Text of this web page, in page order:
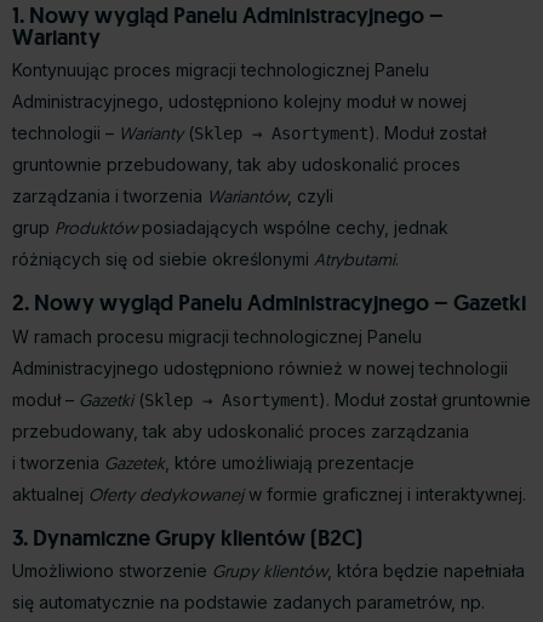
1. Nowy wygląd Panelu Administracyjnego –
Warianty
Kontynuując proces migracji technologicznej Panelu
Administracyjnego, udostępniono kolejny moduł w nowej
technologii – Warianty(Sklep → Asortyment). Moduł został
gruntownie przebudowany, tak aby udoskonalić proces
zarządzania i tworzenia Wariantów, czyli
grup Produktówposiadających wspólne cechy, jednak
różniących się od siebie określonymi Atrybutami.
2. Nowy wygląd Panelu Administracyjnego – Gazetki
W ramach procesu migracji technologicznej Panelu
Administracyjnego udostępniono również w nowej technologii
moduł – Gazetki(Sklep → Asortyment). Moduł został gruntownie
przebudowany, tak aby udoskonalić proces zarządzania
i tworzenia Gazetek , które umożliwiają prezentacje
aktualnej Oferty dedykowanejw formie graficznej i interaktywnej.
3. Dynamiczne Grupy klientów (B2C)
Umożliwiono stworzenie Grupy klientów, która będzie napełniała
się automatycznie na podstawie zadanych parametrów, np.